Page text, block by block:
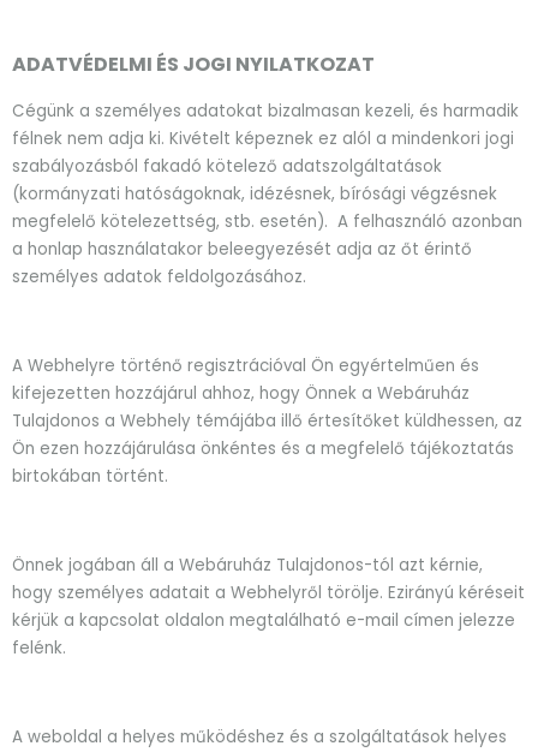
ADATVÉDELMI ÉS JOGI NYILATKOZAT
Cégünk a személyes adatokat bizalmasan kezeli, és harmadik
félnek nem adja ki. Kivételt képeznek ez alól a mindenkori jogi
szabályozásból fakadó kötelező adatszolgáltatások
(kormányzati hatóságoknak, idézésnek, bírósági végzésnek
megfelelő kötelezettség, stb. esetén). A felhasználó azonban
a honlap használatakor beleegyezését adja az őt érintő
személyes adatok feldolgozásához.
A Webhelyre történő regisztrációval Ön egyértelműen és
kifejezetten hozzájárul ahhoz, hogy Önnek a Webáruház
Tulajdonos a Webhely témájába illő értesítőket küldhessen, az
Ön ezen hozzájárulása önkéntes és a megfelelő tájékoztatás
birtokában történt.
Önnek jogában áll a Webáruház Tulajdonos-tól azt kérnie,
hogy személyes adatait a Webhelyről törölje. Ezirányú kéréseit
kérjük a kapcsolat oldalon megtalálható e-mail címen jelezze
felénk.
A weboldal a helyes működéshez és a szolgáltatások helyes